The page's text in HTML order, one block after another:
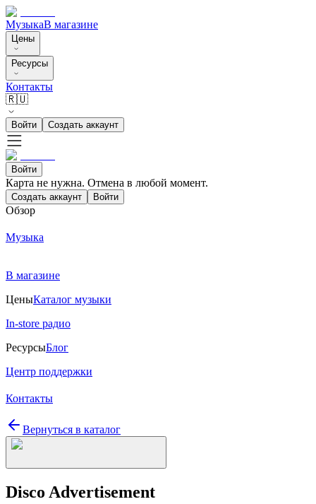
МузыкаВ магазине
Цены
Ресурсы
Контакты
🇷🇺
Войти Создать аккаунт
Войти
Карта не нужна. Отмена в любой момент.
Создать аккаунт Войти
Обзор
Музыка
В магазине
ЦеныКаталог музыки
In-store радио
РесурсыБлог
Центр поддержки
Контакты
Вернуться в каталог
Disco Advertisement